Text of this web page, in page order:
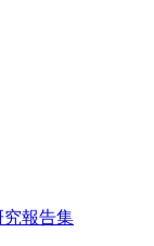
究報告集